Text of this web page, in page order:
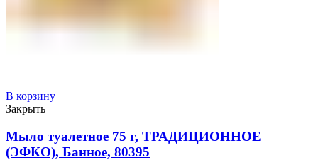
В корзину
Закрыть
Мыло туалетное 75 г, ТРАДИЦИОННОЕ
(ЭФКО), Банное, 80395